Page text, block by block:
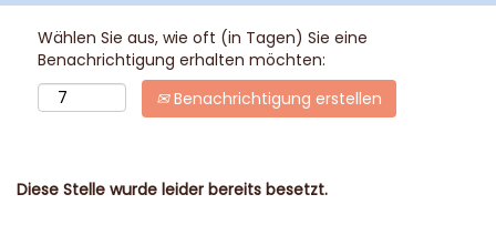
Wählen Sie aus, wie oft (in Tagen) Sie eine
Benachrichtigung erhalten möchten:
Benachrichtigung erstellen
Diese Stelle wurde leider bereits besetzt.